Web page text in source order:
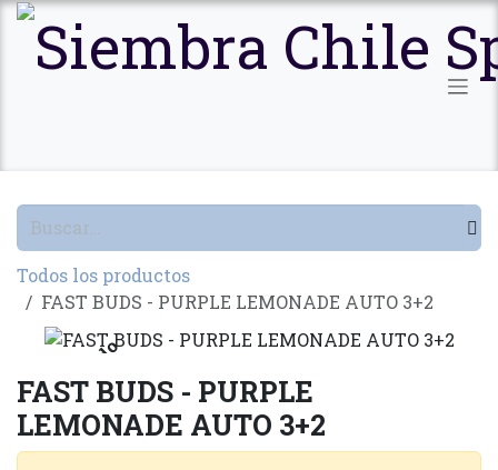
Ir al contenido
Todos los productos
FAST BUDS - PURPLE LEMONADE AUTO 3+2
Agotado
FAST BUDS - PURPLE
LEMONADE AUTO 3+2